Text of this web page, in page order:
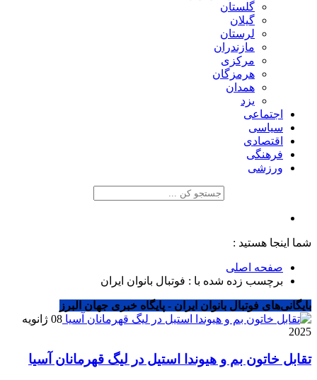
گلستان
گیلان
لرستان
مازندران
مرکزی
هرمزگان
همدان
یزد
اجتماعی
سیاسی
اقتصادی
فرهنگی
ورزشی
شما اینجا هستید :
صفحه اصلی
برچسب زده شده با : فوتبال بانوان ایران
بایگانی‌های فوتبال بانوان ایران - پایگاه خبری جهان البرز
08 ژانویه
2025
تقابل خاتون بم و هیوندا استیل در لیگ قهرمانان آسیا